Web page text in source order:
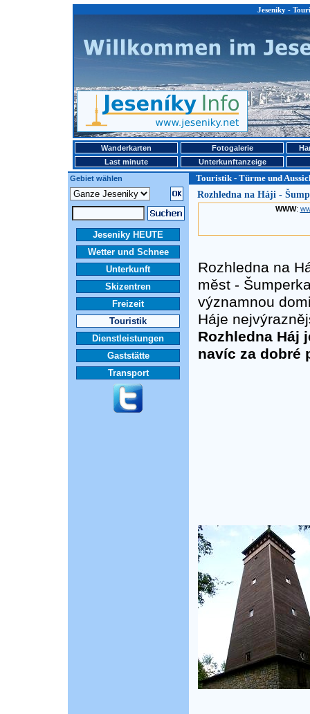
Jeseniky -
Wanderkarten Fotogalerie
Last minute
Unterkunftanzeige
Gebiet wählen
Touristik - Türme und
Jeseniky HEUTE
Wetter und Schnee
Unterkunft
Skizentren
Freizeit
Touristik
Dienstleistungen
Gaststätte
Transport
Rozhledna na Háji -
WWW:
Rozhledna na
měst -
významnou
Háje
Rozhledna Háj
navíc za dobré